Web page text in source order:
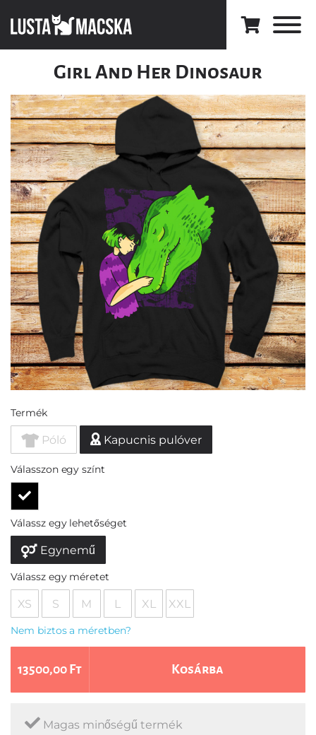
Girl And Her Dinosaur
Termék
Póló Kapucnis pulóver
Válasszon egy színt
Válassz egy lehetőséget
Egynemű
Válassz egy méretet
XS S M L XL XXL
Nem biztos a méretben?
13500,00 Ft Kosárba
Magas minőségű termék